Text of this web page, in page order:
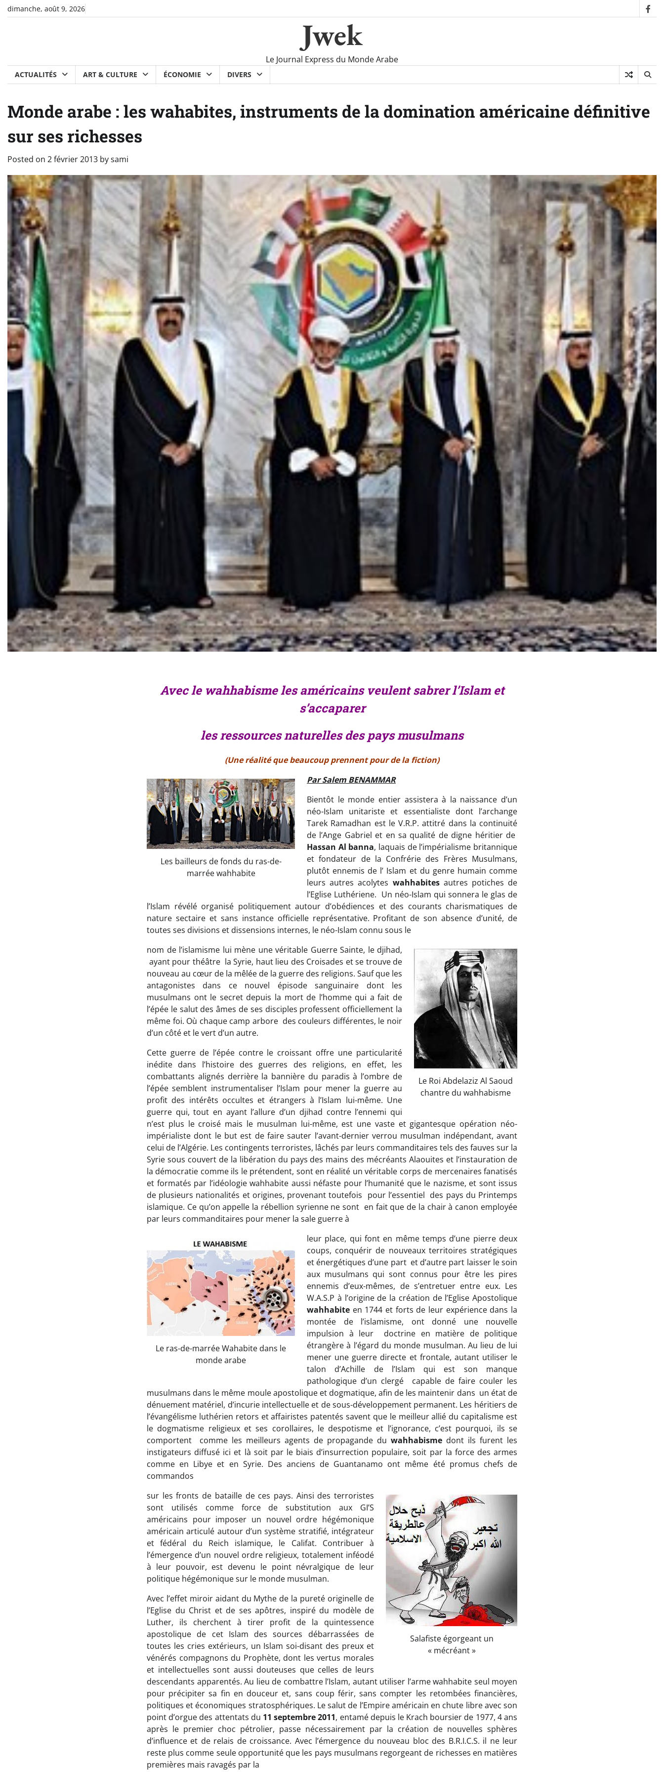
Skipdimanche, août 9, 2026
Jwek
Le Journal Express du Monde Arabe
ACTUALITÉS ART & CULTURE ÉCONOMIE DIVERS
Monde arabe : les wahabites, instruments de la domination américaine définitive
sur ses richesses
Posted on 2 février 2013 bysami
Avec le wahhabisme les américains veulent sabrer l’Islam et
s’accaparer
les ressources naturelles des pays musulmans
(Une réalité que beaucoup prennent pour de la fiction)
Les bailleurs de fonds du ras-de-
marrée wahhabite
Par Salem BENAMMAR
Bientôt le monde entier assistera à la naissance d’un
néo-Islam unitariste et essentialiste dont l’archange
Tarek Ramadhan est le V.R.P. attitré dans la continuité
de l’Ange Gabriel et en sa qualité de digne héritier de
Hassan Al banna, laquais de l’impérialisme britannique
et fondateur de la Confrérie des Frères Musulmans,
plutôt ennemis de l’ Islam et du genre humain comme
leurs autres acolytes wahhabites autres potiches de
l’Eglise Luthériene. Un néo-Islam qui sonnera le glas de
l’Islam révélé organisé politiquement autour d’obédiences et des courants charismatiques de
nature sectaire et sans instance officielle représentative. Profitant de son absence d’unité, de
toutes ses divisions et dissensions internes, le néo-Islam connu sous le
Le Roi Abdelaziz Al Saoud
chantre du wahhabisme
nom de l’islamisme lui mène une véritable Guerre Sainte, le djihad,
ayant pour théâtre la Syrie, haut lieu des Croisades et se trouve de
nouveau au cœur de la mêlée de la guerre des religions. Sauf que les
antagonistes dans ce nouvel épisode sanguinaire dont les
musulmans ont le secret depuis la mort de l’homme qui a fait de
l’épée le salut des âmes de ses disciples professent officiellement la
même foi. Où chaque camp arbore des couleurs différentes, le noir
d’un côté et le vert d’un autre.
Cette guerre de l’épée contre le croissant offre une particularité
inédite dans l’histoire des guerres des religions, en effet, les
combattants alignés derrière la bannière du paradis à l’ombre de
l’épée semblent instrumentaliser l’Islam pour mener la guerre au
profit des intérêts occultes et étrangers à l’Islam lui-même. Une
guerre qui, tout en ayant l’allure d’un djihad contre l’ennemi qui
n’est plus le croisé mais le musulman lui-même, est une vaste et gigantesque opération néo-
impérialiste dont le but est de faire sauter l’avant-dernier verrou musulman indépendant, avant
celui de l’Algérie. Les contingents terroristes, lâchés par leurs commanditaires tels des fauves sur la
Syrie sous couvert de la libération du pays des mains des mécréants Alaouites et l’instauration de
la démocratie comme ils le prétendent, sont en réalité un véritable corps de mercenaires fanatisés
et formatés par l’idéologie wahhabite aussi néfaste pour l’humanité que le nazisme, et sont issus
de plusieurs nationalités et origines, provenant toutefois pour l’essentiel des pays du Printemps
islamique. Ce qu’on appelle la rébellion syrienne ne sont en fait que de la chair à canon employée
par leurs commanditaires pour mener la sale guerre à
Le ras-de-marrée Wahabite dans le
monde arabe
leur place, qui font en même temps d’une pierre deux
coups, conquérir de nouveaux territoires stratégiques
et énergétiques d’une part et d’autre part laisser le soin
aux musulmans qui sont connus pour être les pires
ennemis d’eux-mêmes, de s’entretuer entre eux. Les
W.A.S.P à l’origine de la création de l’Eglise Apostolique
wahhabite en 1744 et forts de leur expérience dans la
montée de l’islamisme, ont donné une nouvelle
impulsion à leur doctrine en matière de politique
étrangère à l’égard du monde musulman. Au lieu de lui
mener une guerre directe et frontale, autant utiliser le
talon d’Achille de l’Islam qui est son manque
pathologique d’un clergé capable de faire couler les
musulmans dans le même moule apostolique et dogmatique, afin de les maintenir dans un état de
dénuement matériel, d’incurie intellectuelle et de sous-développement permanent. Les héritiers de
l’évangélisme luthérien retors et affairistes patentés savent que le meilleur allié du capitalisme est
le dogmatisme religieux et ses corollaires, le despotisme et l’ignorance, c’est pourquoi, ils se
comportent comme les meilleurs agents de propagande du wahhabisme dont ils furent les
instigateurs diffusé ici et là soit par le biais d’insurrection populaire, soit par la force des armes
comme en Libye et en Syrie. Des anciens de Guantanamo ont même été promus chefs de
commandos
Salafiste égorgeant un
« mécréant »
sur les fronts de bataille de ces pays. Ainsi des terroristes
sont utilisés comme force de substitution aux GI’S
américains pour imposer un nouvel ordre hégémonique
américain articulé autour d’un système stratifié, intégrateur
et fédéral du Reich islamique, le Califat. Contribuer à
l’émergence d’un nouvel ordre religieux, totalement inféodé
à leur pouvoir, est devenu le point névralgique de leur
politique hégémonique sur le monde musulman.
Avec l’effet miroir aidant du Mythe de la pureté originelle de
l’Eglise du Christ et de ses apôtres, inspiré du modèle de
Luther, ils cherchent à tirer profit de la quintessence
apostolique de cet Islam des sources débarrassées de
toutes les cries extérieurs, un Islam soi-disant des preux et
vénérés compagnons du Prophète, dont les vertus morales
et intellectuelles sont aussi douteuses que celles de leurs
descendants apparentés. Au lieu de combattre l’Islam, autant utiliser l’arme wahhabite seul moyen
pour précipiter sa fin en douceur et, sans coup férir, sans compter les retombées financières,
politiques et économiques stratosphériques. Le salut de l’Empire américain en chute libre avec son
point d’orgue des attentats du 11 septembre 2011, entamé depuis le Krach boursier de 1977, 4 ans
après le premier choc pétrolier, passe nécessairement par la création de nouvelles sphères
d’influence et de relais de croissance. Avec l’émergence du nouveau bloc des B.R.I.C.S. il ne leur
reste plus comme seule opportunité que les pays musulmans regorgeant de richesses en matières
premières mais ravagés par la